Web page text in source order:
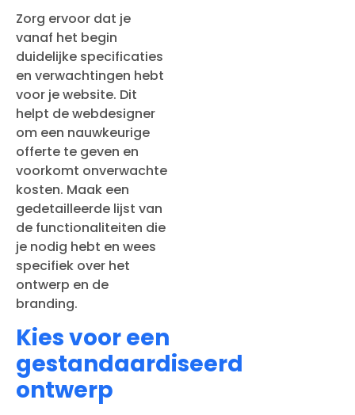
Zorg ervoor dat je
vanaf het begin
duidelijke specificaties
en verwachtingen hebt
voor je website. Dit
helpt de webdesigner
om een nauwkeurige
offerte te geven en
voorkomt onverwachte
kosten. Maak een
gedetailleerde lijst van
de functionaliteiten die
je nodig hebt en wees
specifiek over het
ontwerp en de
branding.
Kies voor een
gestandaardiseerd
ontwerp